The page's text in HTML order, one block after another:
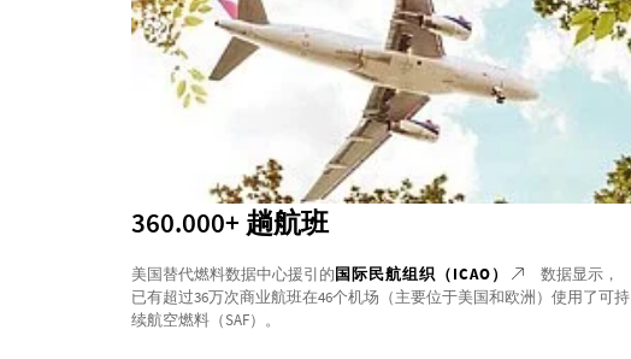
360.000+ 趟航班
美国替代燃料数据中心援引的国际民航组织（ICAO）
数据显示，
已有超过36万次商业航班在46个机场（主要位于美国和欧洲）使用了可持
续航空燃料（SAF）。